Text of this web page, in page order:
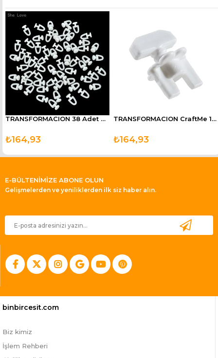
TRANSFORMACION 38 Adet Dikmeli Perde Korniş Düğmesi
₺164,93
TRANSFORMACION CraftMe 12 Adet Perde Korniş Finali Sonu
₺164,93
E-BÜLTENİMİZE ABONE OLUN
Gelişmelerden ve yeniliklerden ilk siz haber alın.
binbircesit.com
Biz kimiz
İşlem Rehberi